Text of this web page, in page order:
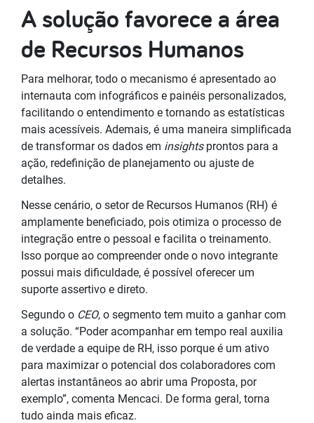
A solução favorece a área
de Recursos Humanos
Para melhorar, todo o mecanismo é apresentado ao
internauta com infográficos e painéis personalizados,
facilitando o entendimento e tornando as estatísticas
mais acessíveis. Ademais, é uma maneira simplificada
de transformar os dados em insights prontos para a
ação, redefinição de planejamento ou ajuste de
detalhes.
Nesse cenário, o setor de Recursos Humanos (RH) é
amplamente beneficiado, pois otimiza o processo de
integração entre o pessoal e facilita o treinamento.
Isso porque ao compreender onde o novo integrante
possui mais dificuldade, é possível oferecer um
suporte assertivo e direto.
Segundo o CEO, o segmento tem muito a ganhar com
a solução. “Poder acompanhar em tempo real auxilia
de verdade a equipe de RH, isso porque é um ativo
para maximizar o potencial dos colaboradores com
alertas instantâneos ao abrir uma Proposta, por
exemplo”, comenta Mencaci. De forma geral, torna
tudo ainda mais eficaz.